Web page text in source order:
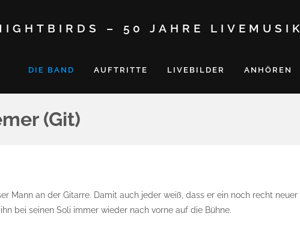
– 50 JAHRE LIVEMUSIK
DIE BAND AUFTRITTE LIVEBILDER ANHÖREN
(Git)
Mann an der Gitarre. Damit auch jeder weiß, dass er ein noch recht neuer
bei seinen Soli immer wieder nach vorne auf die Bühne.